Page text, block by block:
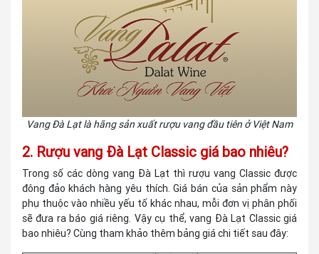
Vang Đà Lạt là hãng sản xuất rượu vang đầu tiên ở Việt Nam
2. Rượu vang Đà Lạt Classic giá bao nhiêu?
Trong số các dòng vang Đà Lạt thì rượu vang Classic được
đông đảo khách hàng yêu thích. Giá bán của sản phẩm này
phụ thuộc vào nhiều yếu tố khác nhau, mỗi đơn vị phân phối
sẽ đưa ra báo giá riêng. Vậy cụ thể, vang Đà Lạt Classic giá
bao nhiêu? Cùng tham khảo thêm bảng giá chi tiết sau đây: